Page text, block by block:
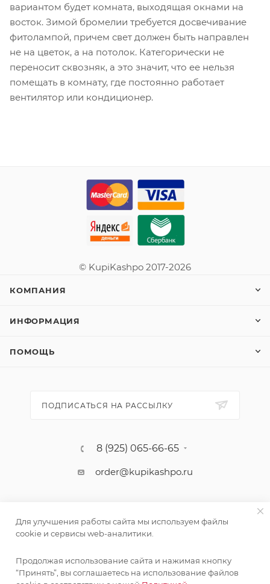
вариантом будет комната, выходящая окнами на
восток. Зимой бромелии требуется досвечивание
фитолампой, причем свет должен быть направлен
не на цветок, а на потолок. Категорически не
переносит сквозняк, а это значит, что ее нельзя
помещать в комнату, где постоянно работает
вентилятор или кондиционер.
© KupiKashpo 2017-2026
КОМПАНИЯ
ИНФОРМАЦИЯ
ПОМОЩЬ
ПОДПИСАТЬСЯ НА РАССЫЛКУ
8 (925) 065-66-65
order@kupikashpo.ru
Поставка живых растений осуществляется под заказ
Для улучшения работы сайта мы используем файлы
cookie и сервисы web-аналитики.
Продолжая использование сайта и нажимая кнопку
“Принять”, вы соглашаетесь на использование файлов